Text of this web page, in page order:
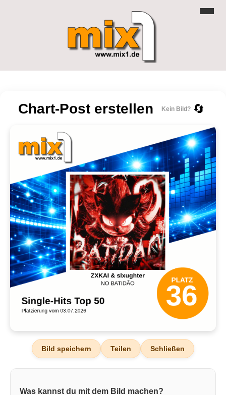
Chart-Post erstellen Kein Bild? 🔄
Bild speichern Teilen Schließen
Was kannst du mit dem Bild machen?